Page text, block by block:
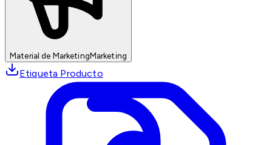
Material de MarketingMarketing
Etiqueta Producto